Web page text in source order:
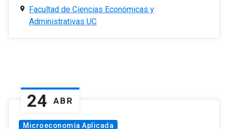
Facultad de Ciencias Económicas y
Administrativas UC
24 ABR
Microeconomía Aplicada